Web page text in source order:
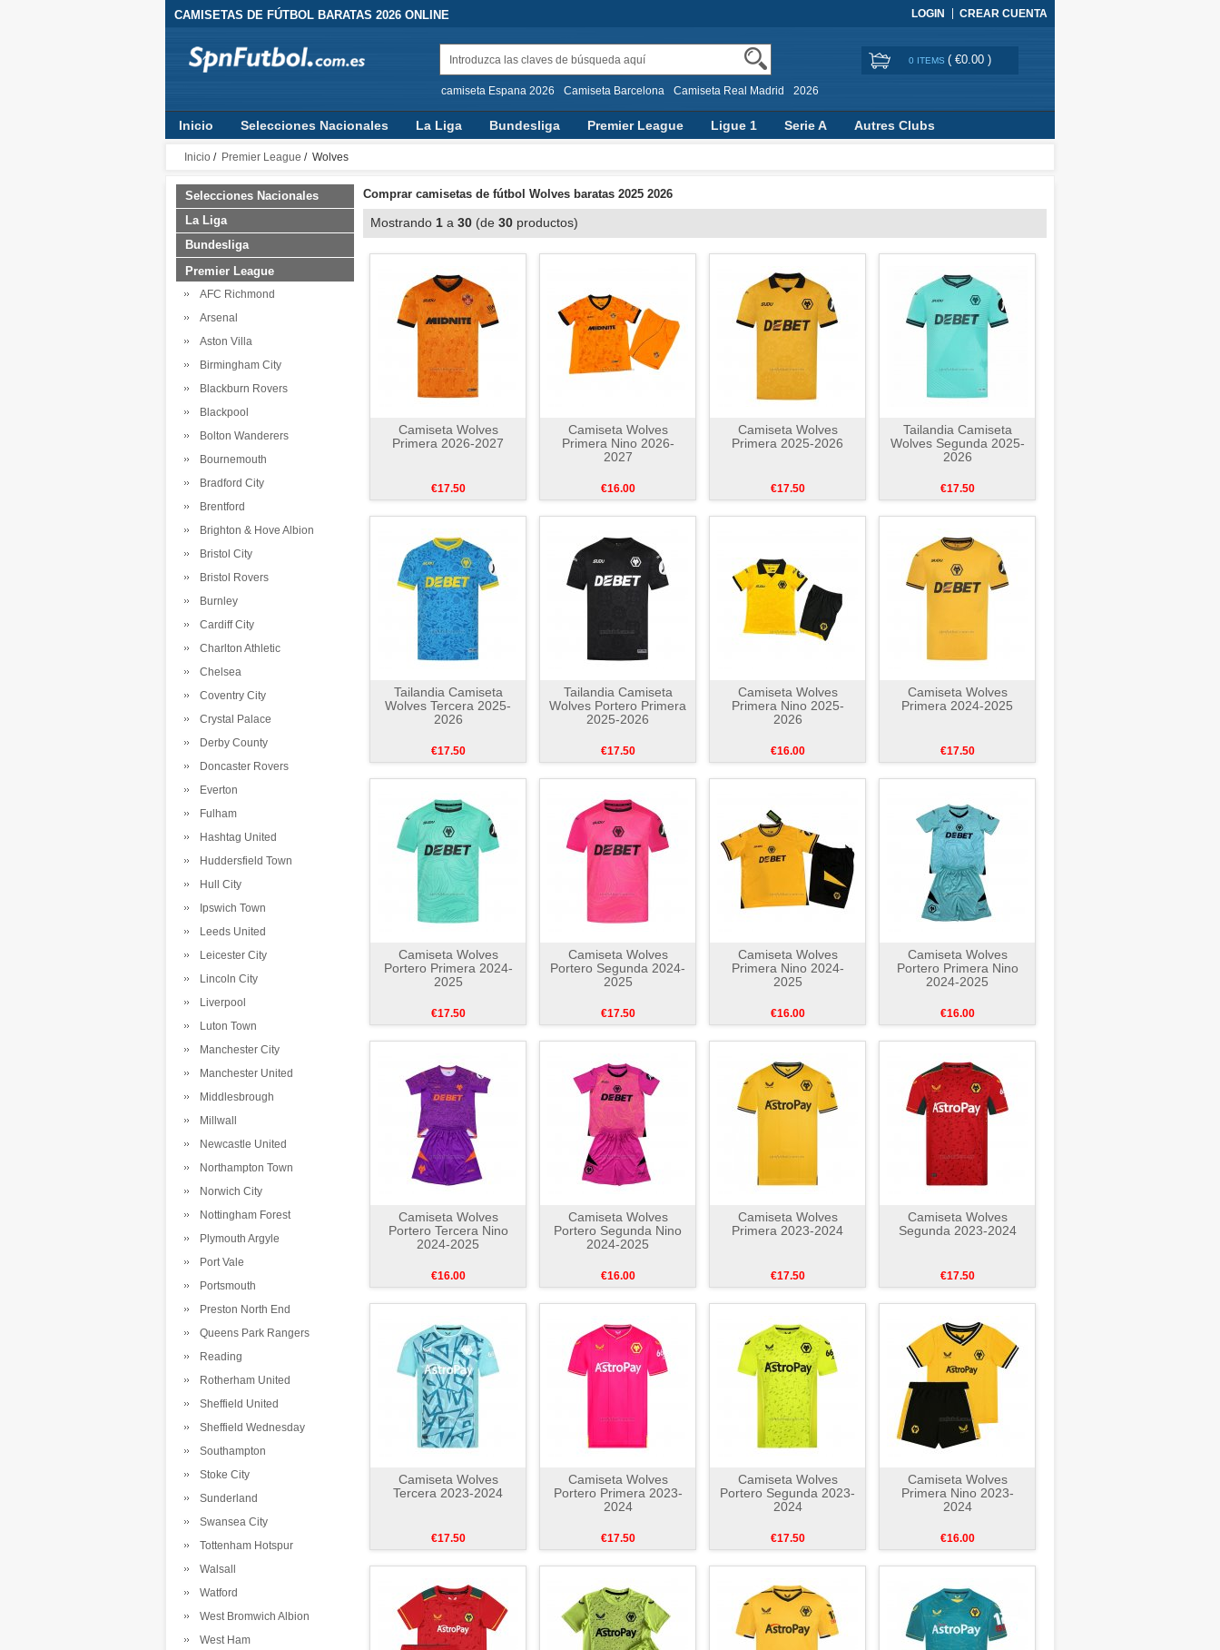
CAMISETAS DE FÚTBOL BARATAS 2026 ONLINE LOGIN CREAR CUENTA
camiseta Espana 2026 Camiseta Barcelona Camiseta Real Madrid 2026
0 ITEMS ( €0.00 )
Inicio Selecciones Nacionales La Liga Bundesliga Premier League Ligue 1 Serie A Autres Clubs
Inicio / Premier League / Wolves
Selecciones Nacionales
La Liga
Bundesliga
Premier League
AFC Richmond
Arsenal
Aston Villa
Birmingham City
Blackburn Rovers
Blackpool
Bolton Wanderers
Bournemouth
Bradford City
Brentford
Brighton & Hove Albion
Bristol City
Bristol Rovers
Burnley
Cardiff City
Charlton Athletic
Chelsea
Coventry City
Crystal Palace
Derby County
Doncaster Rovers
Everton
Fulham
Hashtag United
Huddersfield Town
Hull City
Ipswich Town
Leeds United
Leicester City
Lincoln City
Liverpool
Luton Town
Manchester City
Manchester United
Middlesbrough
Millwall
Newcastle United
Northampton Town
Norwich City
Nottingham Forest
Plymouth Argyle
Port Vale
Portsmouth
Preston North End
Queens Park Rangers
Reading
Rotherham United
Sheffield United
Sheffield Wednesday
Southampton
Stoke City
Sunderland
Swansea City
Tottenham Hotspur
Walsall
Watford
West Bromwich Albion
West Ham
Comprar camisetas de fútbol Wolves baratas 2025 2026
Mostrando 1 a 30 (de 30 productos)
Camiseta Wolves
Primera 2026-2027
€17.50
Camiseta Wolves
Primera Nino 2026-
2027
€16.00
Camiseta Wolves
Primera 2025-2026
€17.50
Tailandia Camiseta
Wolves Segunda 2025-
2026
€17.50
Tailandia Camiseta
Wolves Tercera 2025-
2026
€17.50
Tailandia Camiseta
Wolves Portero Primera
2025-2026
€17.50
Camiseta Wolves
Primera Nino 2025-
2026
€16.00
Camiseta Wolves
Primera 2024-2025
€17.50
Camiseta Wolves
Portero Primera 2024-
2025
€17.50
Camiseta Wolves
Portero Segunda 2024-
2025
€17.50
Camiseta Wolves
Primera Nino 2024-
2025
€16.00
Camiseta Wolves
Portero Primera Nino
2024-2025
€16.00
Camiseta Wolves
Portero Tercera Nino
2024-2025
€16.00
Camiseta Wolves
Portero Segunda Nino
2024-2025
€16.00
Camiseta Wolves
Primera 2023-2024
€17.50
Camiseta Wolves
Segunda 2023-2024
€17.50
Camiseta Wolves
Tercera 2023-2024
€17.50
Camiseta Wolves
Portero Primera 2023-
2024
€17.50
Camiseta Wolves
Portero Segunda 2023-
2024
€17.50
Camiseta Wolves
Primera Nino 2023-
2024
€16.00